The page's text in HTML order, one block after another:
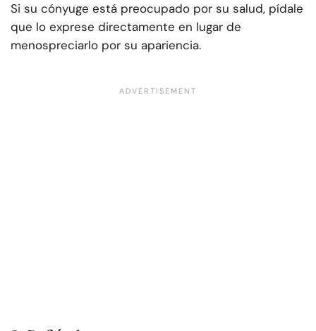
Si su cónyuge está preocupado por su salud, pídale
que lo exprese directamente en lugar de
menospreciarlo por su apariencia.